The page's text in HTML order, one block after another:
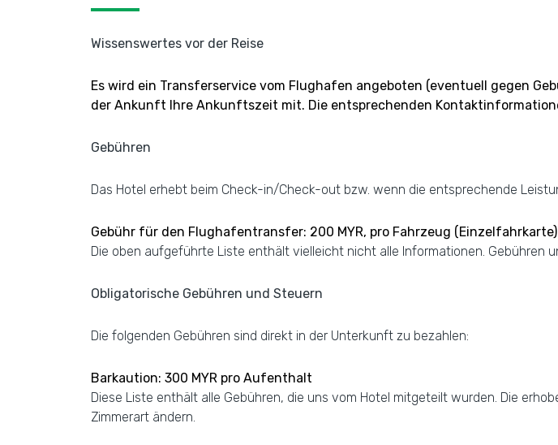
Wissenswertes vor der Reise
Es wird ein Transferservice vom Flughafen angeboten (eventuell gegen
der Ankunft Ihre Ankunftszeit mit. Die entsprechenden
Gebühren
Das Hotel erhebt beim Check-in/Check-out bzw. wenn die entsprechende
Gebühr für den Flughafentransfer: 200 MYR, pro Fahrzeug (Einzelfahrkarte)
Die oben aufgeführte Liste enthält vielleicht nicht alle Informationen. Gebühren
Obligatorische Gebühren und Steuern
Die folgenden Gebühren sind direkt in der Unterkunft zu bezahlen:
Barkaution: 300 MYR pro Aufenthalt
Diese Liste enthält alle Gebühren, die uns vom Hotel mitgeteilt wurden. Die
Zimmerart ändern.